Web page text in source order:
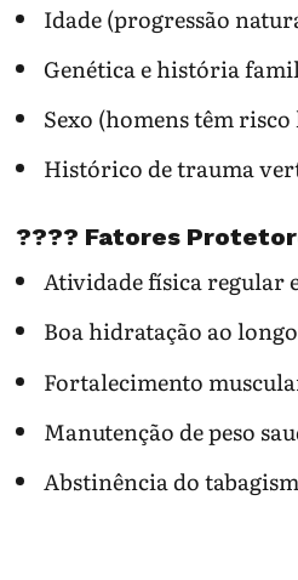
Idade (progressão
Genética e história
Sexo (homens têm
Histórico de trauma
????️ Fatores
Atividade física regular
Boa hidratação ao
Fortalecimento
Manutenção de peso
Abstinência do